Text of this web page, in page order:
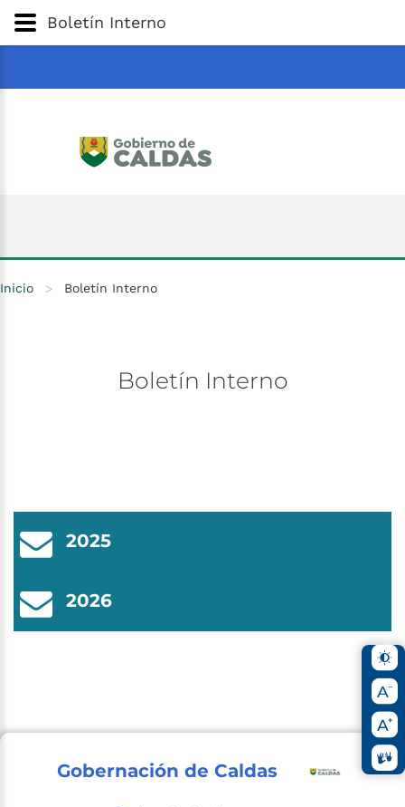
Gobernación
Boletín Interno
Inicio > Boletín Interno
Boletín Interno
2025
2026
Gobernación de Caldas